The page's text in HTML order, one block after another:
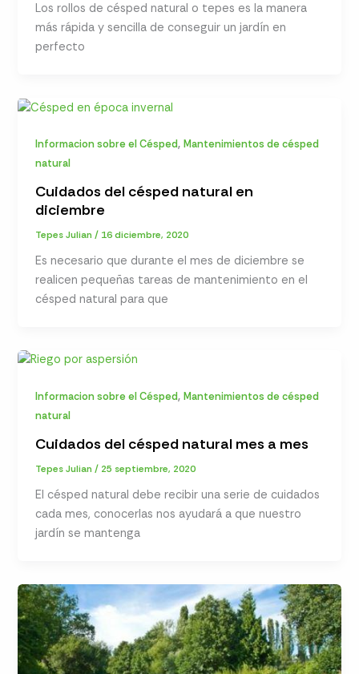
Los rollos de césped natural o tepes es la manera
más rápida y sencilla de conseguir un jardín en
perfecto
Informacion sobre el Césped,Mantenimientos de césped
natural
Cuidados del césped natural en
diciembre
Tepes Julian/ 16 diciembre, 2020
Es necesario que durante el mes de diciembre se
realicen pequeñas tareas de mantenimiento en el
césped natural para que
Informacion sobre el Césped,Mantenimientos de césped
natural
Cuidados del césped natural mes a mes
Tepes Julian/ 25 septiembre, 2020
El césped natural debe recibir una serie de cuidados
cada mes, conocerlas nos ayudará a que nuestro
jardín se mantenga